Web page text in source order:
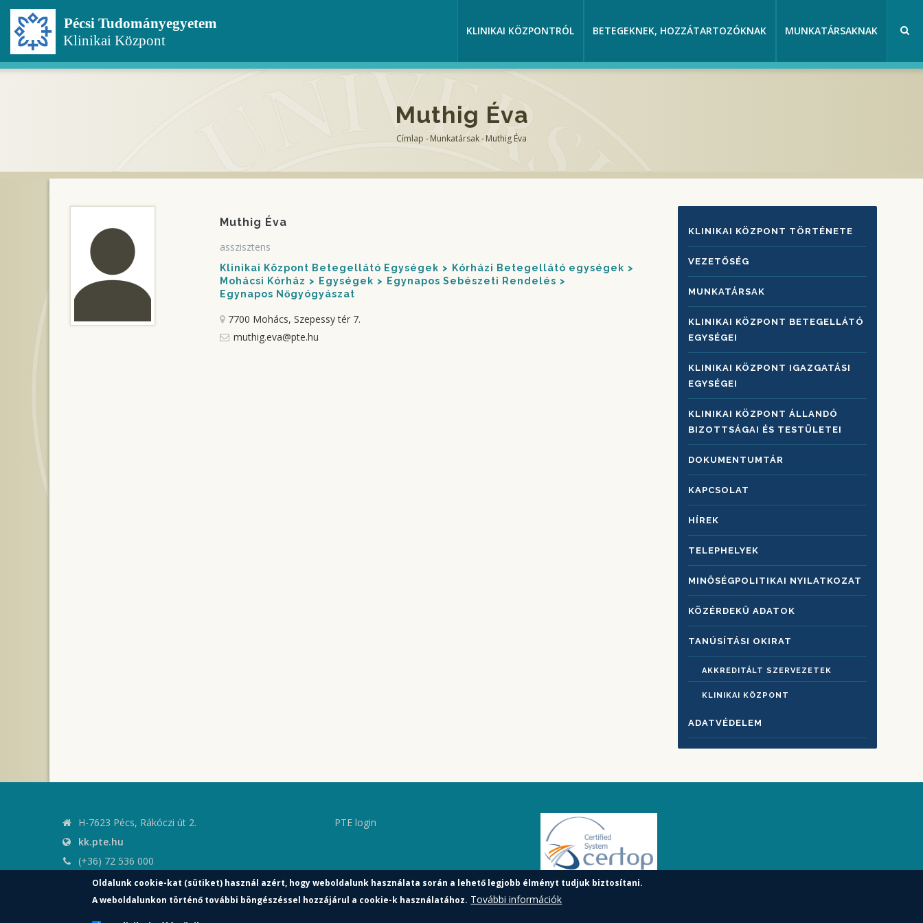
Ugrás
tartalomra
KLINIKAI KÖZPONTRÓL BETEGEKNEK, HOZZÁTARTOZÓKNAK MUNKATÁRSAKNAK
Muthig Éva
Címlap -Munkatársak-Muthig Éva
Muthig Éva
asszisztens
Klinikai Központ Betegellátó Egységek
Kórházi Betegellátó egységek
Mohácsi Kórház
Egységek
Egynapos Sebészeti Rendelés
Egynapos Nőgyógyászat
7700 Mohács, Szepessy tér 7.
muthig.eva@pte.hu
KLINIKAI
KÖZPONTRÓL
KLINIKAI KÖZPONT TÖRTÉNETE
VEZETŐSÉG
MUNKATÁRSAK
KLINIKAI KÖZPONT BETEGELLÁTÓ
EGYSÉGEI
KLINIKAI KÖZPONT IGAZGATÁSI
EGYSÉGEI
KLINIKAI KÖZPONT ÁLLANDÓ
BIZOTTSÁGAI ÉS TESTÜLETEI
DOKUMENTUMTÁR
KAPCSOLAT
HÍREK
TELEPHELYEK
MINŐSÉGPOLITIKAI NYILATKOZAT
KÖZÉRDEKŰ ADATOK
TANÚSÍTÁSI OKIRAT
AKKREDITÁLT SZERVEZETEK
KLINIKAI KÖZPONT
ADATVÉDELEM
H-7623 Pécs, Rákóczi út 2.
kk.pte.hu
(+36) 72 536 000
kk.elnoki.hivatal@pte.hu
pte.hu
PTE login
Oldalunk cookie-kat (sütiket) használ azért, hogy weboldalunk használata során a lehető legjobb élményt tudjuk biztosítani.
A weboldalunkon történő további böngészéssel hozzájárul a cookie-k használatához. További információk